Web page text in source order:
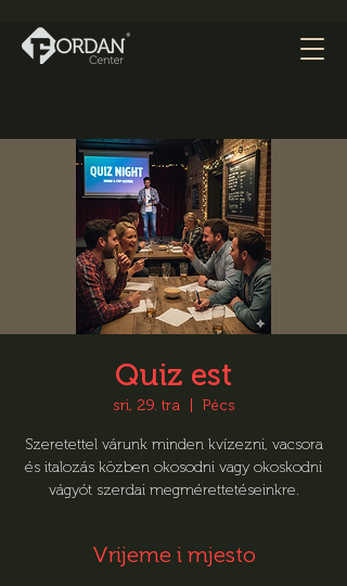
Quiz est
sri, 29. tra
  |
Pécs
Szeretettel várunk minden kvízezni, vacsora
és italozás közben okosodni vagy okoskodni
vágyót szerdai megmérettetéseinkre.
Vrijeme i mjesto